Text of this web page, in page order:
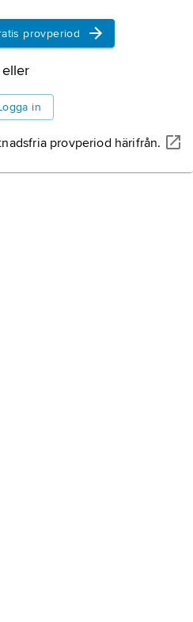
artikeln
provperiod
eller
in
provperiod härifrån.